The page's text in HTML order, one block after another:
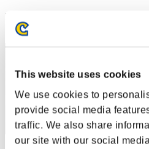
This website uses cookies
We use cookies to
provide social media
traffic. We also share
our site with our social
Posición